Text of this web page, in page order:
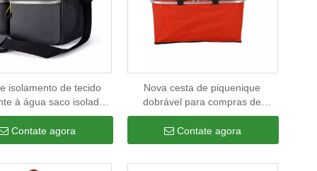
isolamento de tecido
à água saco isolado
organizador térmico
refrigeradores para
de alimentos para
Contate agora
Nova cesta de piquenique
dobrável para compras de
viagem, acampamento, sacolas
de compras, à prova de
vazamento, isoladas, dobrável,
Contate agora